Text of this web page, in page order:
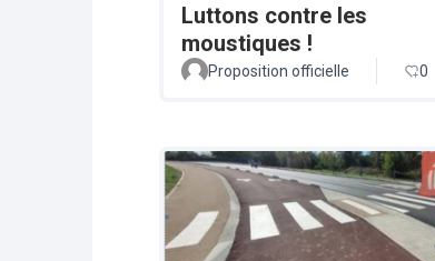
Luttons contre les
moustiques !
Proposition officielle 0